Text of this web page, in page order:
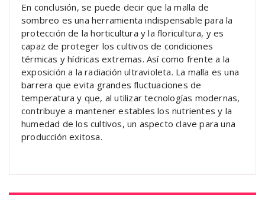
En conclusión, se puede decir que la malla de
sombreo es una herramienta indispensable para la
protección de la horticultura y la floricultura, y es
capaz de proteger los cultivos de condiciones
térmicas y hídricas extremas. Así como frente a la
exposición a la radiación ultravioleta. La malla es una
barrera que evita grandes fluctuaciones de
temperatura y que, al utilizar tecnologías modernas,
contribuye a mantener estables los nutrientes y la
humedad de los cultivos, un aspecto clave para una
producción exitosa.